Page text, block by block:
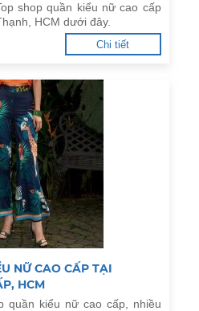
shop quần kiểu nữ cao cấp
HCM dưới đây.
Chi tiết
NỮ CAO CẤP TẠI
HCM
quần kiểu nữ cao cấp, nhiều